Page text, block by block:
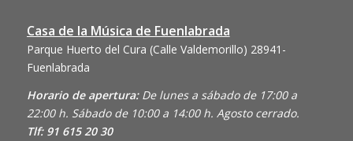
Casa de la Música de Fuenlabrada
Parque Huerto del Cura (Calle Valdemorillo) 28941-
Fuenlabrada
Horario de apertura: De lunes a sábado de 17:00 a
22:00 h. Sábado de 10:00 a 14:00 h. Agosto cerrado.
Tlf: 91 615 20 30